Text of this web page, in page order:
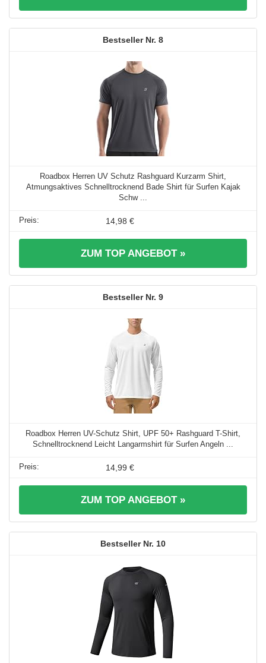
8
Roadbox Herren UV Schutz Rashguard Kurzarm Shirt,
Atmungsaktives Schnelltrocknend Bade Shirt für Surfen Kajak
Schw ...
14,98 €
ZUM TOP ANGEBOT »
9
Roadbox Herren UV-Schutz Shirt, UPF 50+ Rashguard T-Shirt,
Schnelltrocknend Leicht Langarmshirt für Surfen Angeln ...
14,99 €
ZUM TOP ANGEBOT »
10